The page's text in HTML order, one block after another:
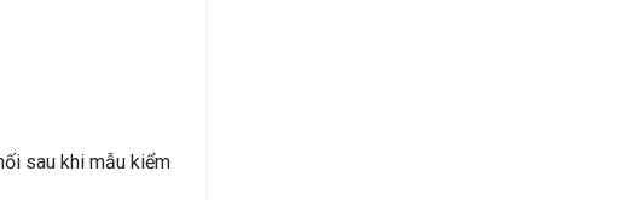
sau khi mẫu kiểm